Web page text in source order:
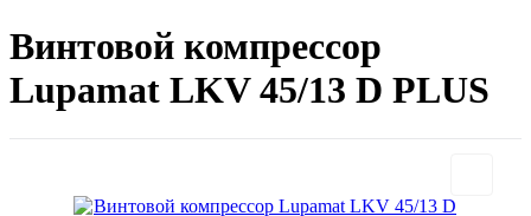
Винтовой компрессор
Lupamat LKV 45/13 D PLUS